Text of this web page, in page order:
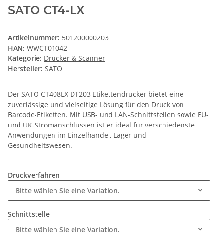
SATO CT4-LX
Artikelnummer: 501200000203
HAN: WWCT01042
Kategorie: Drucker & Scanner
Hersteller: SATO
Der SATO CT408LX DT203 Etikettendrucker bietet eine
zuverlässige und vielseitige Lösung für den Druck von
Barcode-Etiketten. Mit USB- und LAN-Schnittstellen sowie EU-
und UK-Stromanschlüssen ist er ideal für verschiedenste
Anwendungen im Einzelhandel, Lager und
Gesundheitswesen.
Druckverfahren
Bitte wählen Sie eine Variation.
Schnittstelle
Bitte wählen Sie eine Variation.